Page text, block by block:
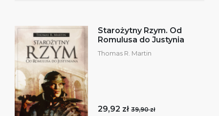
Starożytny Rzym. Od
Romulusa do Justynia
Thomas R. Martin
29,92 zł 39,90 zł